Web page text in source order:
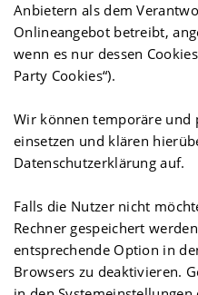
Anbietern als dem
Onlineangebot betreibt,
wenn es nur dessen
Party Cookies“).
Wir können temporäre und
einsetzen und klären
Datenschutzerklärung auf.
Falls die Nutzer nicht
Rechner gespeichert
entsprechende Option in
Browsers zu deaktivieren.